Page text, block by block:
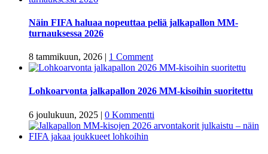
Näin FIFA haluaa nopeuttaa peliä jalkapallon MM-
turnauksessa 2026
8 tammikuun, 2026 | 1 Comment
Lohkoarvonta jalkapallon 2026 MM-kisoihin suoritettu
6 joulukuun, 2025 | 0 Kommentti